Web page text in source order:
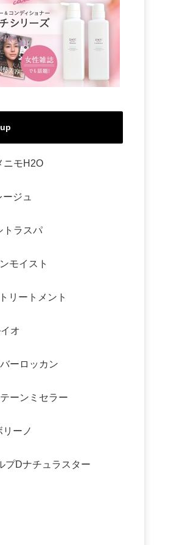
ニモH2O
ジュ
トラスパ
モイスト
リートメント
オ
ーロッカン
ーンミセラー
ーノ
プDナチュラスター